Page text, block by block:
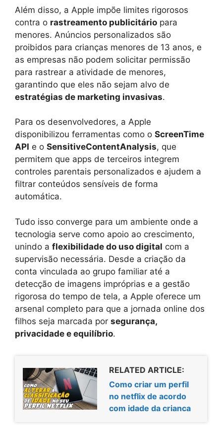
Além disso, a Apple impõe limites rigorosos
contra o rastreamento publicitário para
menores. Anúncios personalizados são
proibidos para crianças menores de 13 anos, e
as empresas não podem solicitar permissão
para rastrear a atividade de menores,
garantindo que eles não sejam alvo de
estratégias de marketing invasivas.
Para os desenvolvedores, a Apple
disponibilizou ferramentas como o ScreenTime
API e o SensitiveContentAnalysis, que
permitem que apps de terceiros integrem
controles parentais personalizados e ajudem a
filtrar conteúdos sensíveis de forma
automática.
Tudo isso converge para um ambiente onde a
tecnologia serve como apoio ao crescimento,
unindo a flexibilidade do uso digital com a
supervisão necessária. Desde a criação da
conta vinculada ao grupo familiar até a
detecção de imagens impróprias e a gestão
rigorosa do tempo de tela, a Apple oferece um
arsenal completo para que a jornada online dos
filhos seja marcada por segurança,
privacidade e equilíbrio.
RELATED ARTICLE:
Como criar um perfil
no netflix de acordo
com idade da crianca